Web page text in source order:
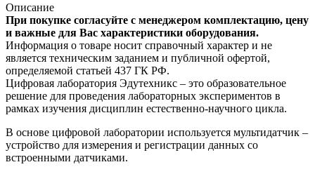
Описание
При покупке согласуйте с менеджером комплектацию, цену
и важные для Вас характеристики оборудования.
Информация о товаре носит справочный характер и не
является техническим заданием и публичной офертой,
определяемой статьей 437 ГК РФ.
Цифровая лаборатория Эдутехникс – это образовательное
решение для проведения лабораторных экспериментов в
рамках изучения дисциплин естественно-научного цикла.
В основе цифровой лаборатории используется мультидатчик –
устройство для измерения и регистрации данных со
встроенными датчиками.